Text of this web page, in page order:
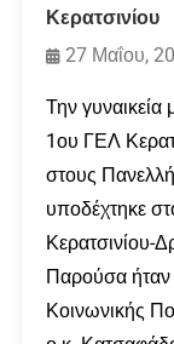
Κερατσινίου
27 Μαΐου,
Την
1ου ΓΕΛ
στους
υποδέχτηκε
Κερατσινίου-
Παρούσα ήταν
Κοινωνικής